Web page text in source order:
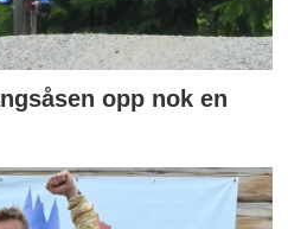
opp nok en